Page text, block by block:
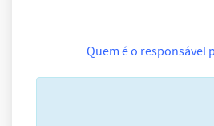
Quem é o responsável